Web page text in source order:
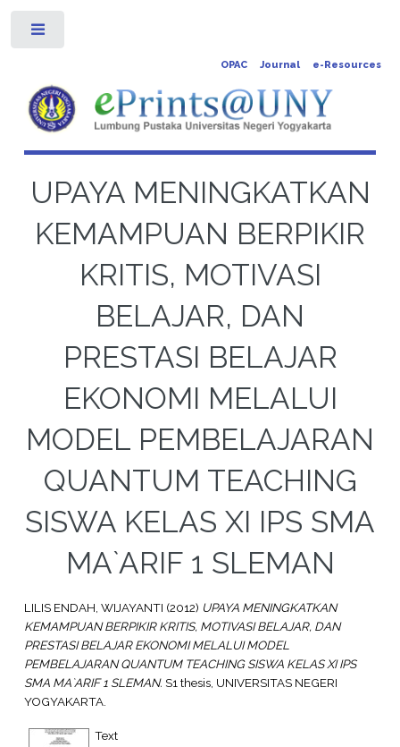
OPAC Journal e-Resources
UPAYA MENINGKATKAN
KEMAMPUAN BERPIKIR
KRITIS, MOTIVASI
BELAJAR, DAN
PRESTASI BELAJAR
EKONOMI MELALUI
MODEL PEMBELAJARAN
QUANTUM TEACHING
SISWA KELAS XI IPS SMA
MA`ARIF 1 SLEMAN
LILIS ENDAH, WIJAYANTI (2012) UPAYA MENINGKATKAN
KEMAMPUAN BERPIKIR KRITIS, MOTIVASI BELAJAR, DAN
PRESTASI BELAJAR EKONOMI MELALUI MODEL
PEMBELAJARAN QUANTUM TEACHING SISWA KELAS XI IPS
SMA MA`ARIF 1 SLEMAN. S1 thesis, UNIVERSITAS NEGERI
YOGYAKARTA.
Text